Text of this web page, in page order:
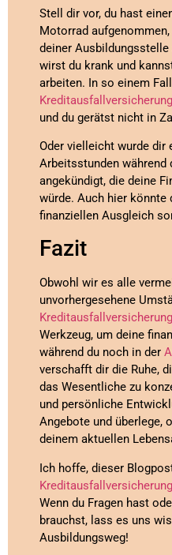
Stell dir vor, du hast
Motorrad
deiner
wirst du krank und
arbeiten. In so einem
Kreditausfallversicherung
und du gerätst nicht in
Oder vielleicht wurde dir
Arbeitsstunden während
angekündigt, die deine
würde. Auch hier könnte
finanziellen Ausgleich
Fazit
Obwohl wir es alle
unvorhergesehene
Kreditausfallversicherung
Werkzeug, um deine
während du noch in der
verschafft dir die Ruhe,
das Wesentliche zu
und persönliche
Angebote und überlege,
deinem aktuellen
Ich hoffe, dieser
Kreditausfallversicherung
Wenn du Fragen hast
brauchst, lass es uns
Ausbildungsweg!